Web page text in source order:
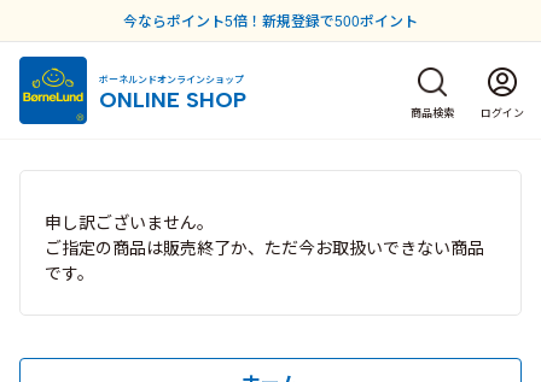
今ならポイント5倍！新規登録で500ポイント
ボーネルンドオンラインショップ
ONLINE SHOP 商品検索 ログイン
申し訳ございません。
ご指定の商品は販売終了か、ただ今お取扱いできない商品
です。